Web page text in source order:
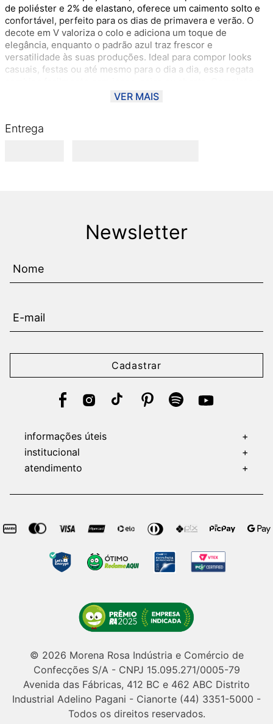
de poliéster e 2% de elastano, oferece um caimento solto e
confortável, perfeito para os dias de primavera e verão. O
decote em V valoriza o colo e adiciona um toque de
elegância, enquanto o padrão azul traz frescor e
versatilidade às suas produções. Ideal para compor looks
casuais, festas ou até mesmo para o dia a dia, essa regata
visual com acessórios vibrantes e sandálias elegantes para
Aposte nessa regata e sinta-se confiante e autêntica em
VER MAIS
Entrega
Newsletter
Cadastrar
informações úteis
+
institucional
+
atendimento
+
© 2026 Morena Rosa Indústria e Comércio de
Confecções S/A - CNPJ 15.095.271/0005-79
Avenida das Fábricas, 412 BC e 462 ABC Distrito
Industrial Adelino Pagani - Cianorte (44) 3351-5000 -
Todos os direitos reservados.